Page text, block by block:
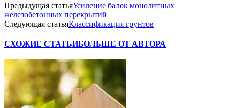
Предыдущая статьяУсиление балок монолитных
железобетонных перекрытий
Следующая статьяКлассификация грунтов
СХОЖИЕ СТАТЬИБОЛЬШЕ ОТ АВТОРА